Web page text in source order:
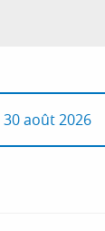
30 août 2026